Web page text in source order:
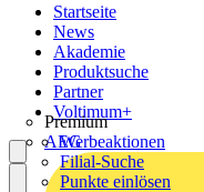
Startseite
News
Akademie
Produktsuche
Partner
Premium
AEG
Voltimum+
Werbeaktionen
Filial-Suche
Punkte einlösen